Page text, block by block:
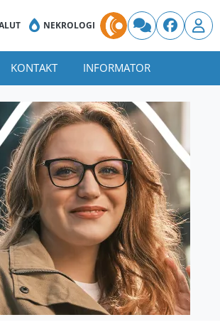
NEKROLOGI
KONTAKT INFORMATOR